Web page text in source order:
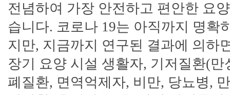
전념하여 가장 안전하고 편안한 요
습니다. 코로나 19는 아직까지 명확
지만, 지금까지 연구된 결과에 의하
장기 요양 시설 생활자, 기저질환(만
폐질환, 면역억제자, 비만, 당뇨병,